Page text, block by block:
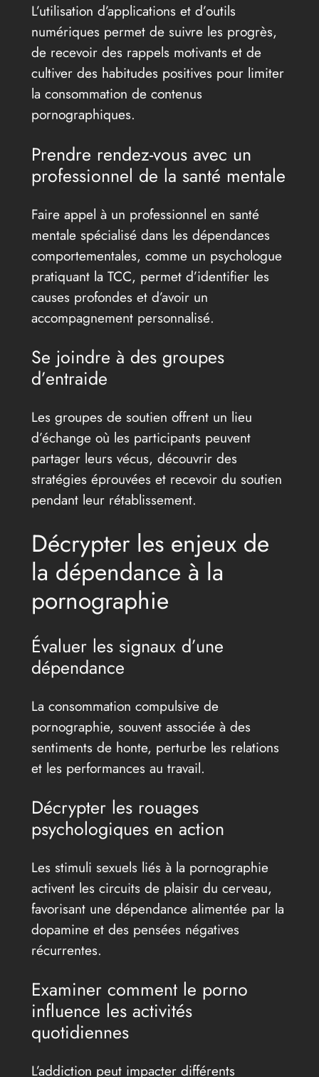
L’utilisation d’applications et d’outils
numériques permet de suivre les progrès,
de recevoir des rappels motivants et de
cultiver des habitudes positives pour limiter
la consommation de contenus
pornographiques.
Prendre rendez-vous avec un
professionnel de la santé mentale
Faire appel à un professionnel en santé
mentale spécialisé dans les dépendances
comportementales, comme un psychologue
pratiquant la TCC, permet d’identifier les
causes profondes et d’avoir un
accompagnement personnalisé.
Se joindre à des groupes
d’entraide
Les groupes de soutien offrent un lieu
d’échange où les participants peuvent
partager leurs vécus, découvrir des
stratégies éprouvées et recevoir du soutien
pendant leur rétablissement.
Décrypter les enjeux de
la dépendance à la
pornographie
Évaluer les signaux d’une
dépendance
La consommation compulsive de
pornographie, souvent associée à des
sentiments de honte, perturbe les relations
et les performances au travail.
Décrypter les rouages
psychologiques en action
Les stimuli sexuels liés à la pornographie
activent les circuits de plaisir du cerveau,
favorisant une dépendance alimentée par la
dopamine et des pensées négatives
récurrentes.
Examiner comment le porno
influence les activités
quotidiennes
L’addiction peut impacter différents